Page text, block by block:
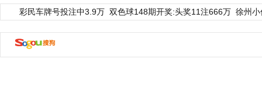
彩民车牌号投注中3.9万 双色球148期开奖:头奖11注666万 徐州